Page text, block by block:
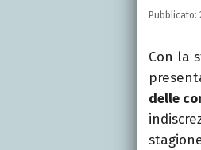
Pubblicato:
Con la
delle